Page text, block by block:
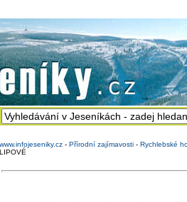
www.infojeseniky.cz - Přírodní zajímavosti - Rychlebské
LIPOVÉ